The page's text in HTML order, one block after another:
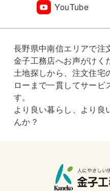
YouTube
長野県中南信エリアで注
金子工務店へお声がけく
土地探しから、注文住宅
ローまで一貫してサービ
す。
より良い暮らし、より
んか？